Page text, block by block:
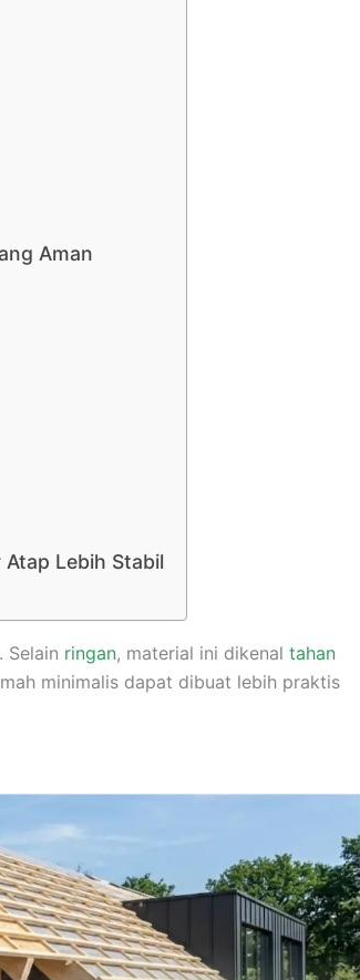
Aman
Lebih Stabil
Selain ringan, material ini dikenal tahan
minimalis dapat dibuat lebih praktis